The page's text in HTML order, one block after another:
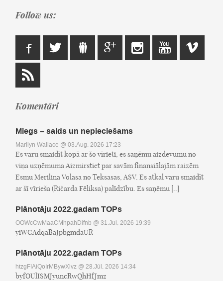
Follow us:
Komentāri
Miegs – salds un nepieciešams
Marilyn Wallace @ 03.Aug, 2026 17:23
Es varu smaidīt kopā ar šo vīrieti, es saņēmu aizdevumu no
viņa uzņēmuma Aizmirstiet par savām finansiālajām raizēm
Esmu Merilina Volasa no Teksasas, ASV. Es atkal varu smaidīt
ar šī vīrieša (Ričarda Fēliksa) palīdzību. Es saņēmu [..]
Plānotāju 2022.gadam TOPs
OOWcCwMaaCMhpahDifnb @ 31.Jūl, 2026 19:39
yiWCAdqaBaJpbgmdaUR
Plānotāju 2022.gadam TOPs
htzgFIAiQoIrMBywXlvz @ 28.Jūl, 2026 14:34
byfOUlISMJyuncRwQhHfJmz